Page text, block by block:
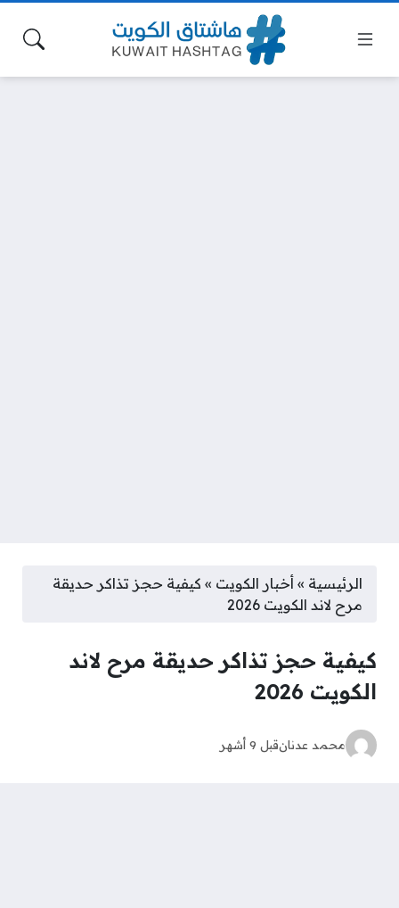
الرئيسية » أخبار الكويت » كيفية حجز تذاكر حديقة
مرح لاند الكويت 2026
كيفية حجز تذاكر حديقة مرح لاند
الكويت 2026
محمد عدنانقبل 9 أشهر